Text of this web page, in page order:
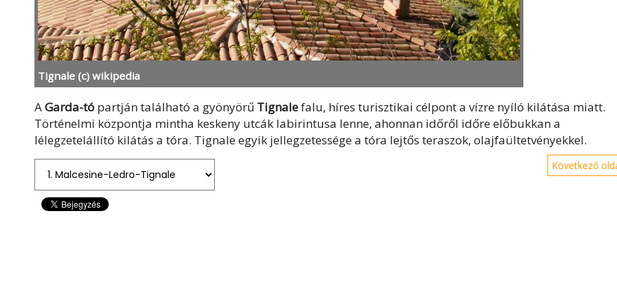
Tignale (c) wikipedia
AGarda-tó partján található a gyönyörű Tignalefalu, híres turisztikai célpont a vízre nyíló kilátása miatt.
Történelmi központja mintha keskeny utcák labirintusa lenne, ahonnan időről időre előbukkan a
lélegzetelállító kilátás a tóra. Tignale egyik jellegzetessége a tóra lejtős teraszok, olajfaültetvényekkel.
Következő